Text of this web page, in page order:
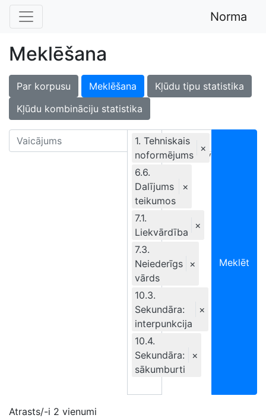
Norma
Meklēšana
Par korpusu Meklēšana
Kļūdu tipu statistika
Kļūdu kombināciju statistika
1. Tehniskais
noformējums
×
6.6.
Dalījums
teikumos
×
7.1.
Liekvārdība
×
7.3.
Neiederīgs
vārds
×
10.3.
Sekundāra:
interpunkcija
×
10.4.
Sekundāra:
sākumburti
×
Ekskluzīvi
Meklēt
Atrasts/-i 2 vienumi